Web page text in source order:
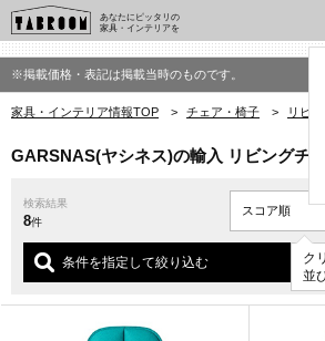
あなたにピッタリの
家具・インテリアを
※掲載価格・表記は掲載当時のものです。
家具・インテリア情報TOP > チェア・椅子 > リビ
GARSNAS(ヤシネス)の輸入 リビングチェ
検索結果
8件
ク
並
条件を指定して絞り込む